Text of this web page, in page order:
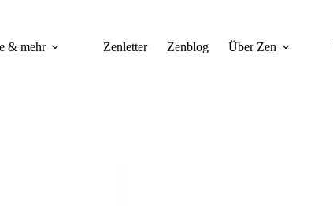
Berlin
& mehr Zenletter Zenblog Über Zen